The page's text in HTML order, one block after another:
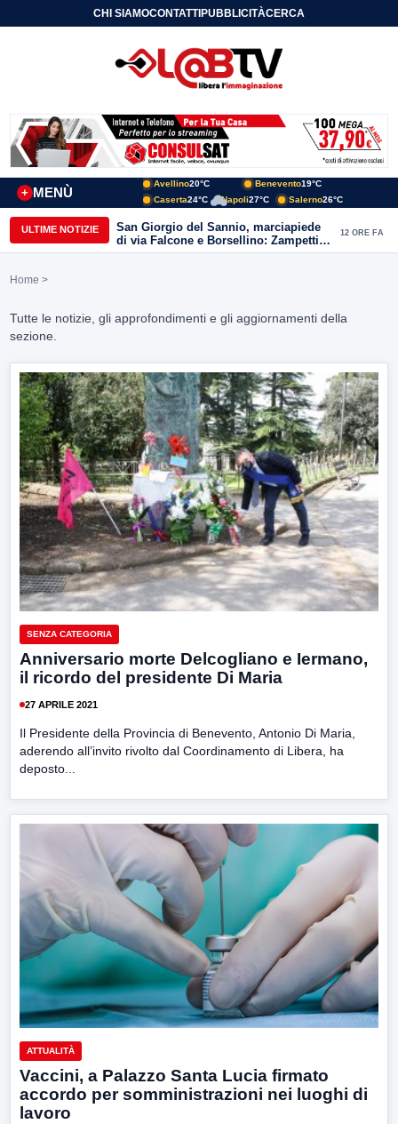
CHI SIAMOCONTATTIPUBBLICITÀCERCA
MENÙ
+
Avellino20°C Benevento19°C
Caserta24°C Napoli27°C Salerno26°C
ULTIME NOTIZIE
San Giorgio del Sannio, marciapiede
di via Falcone e Borsellino: Zampetti e
Lombardi replicano alle polemiche
12 ORE FA
Home >
Tutte le notizie, gli approfondimenti e gli aggiornamenti della
sezione.
SENZA CATEGORIA
Anniversario morte Delcogliano e Iermano,
il ricordo del presidente Di Maria
27 APRILE 2021
Il Presidente della Provincia di Benevento, Antonio Di Maria,
aderendo all’invito rivolto dal Coordinamento di Libera, ha
deposto...
ATTUALITÀ
Vaccini, a Palazzo Santa Lucia firmato
accordo per somministrazioni nei luoghi di
lavoro